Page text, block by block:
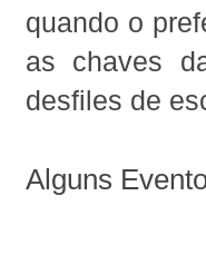
quando o
as chaves
desfiles de
Alguns